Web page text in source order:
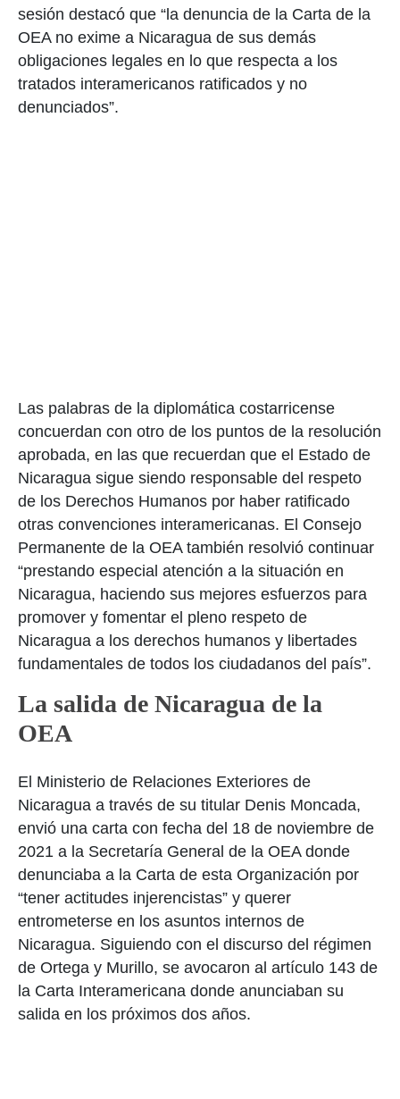
sesión destacó que “la denuncia de la Carta de la
OEA no exime a Nicaragua de sus demás
obligaciones legales en lo que respecta a los
tratados interamericanos ratificados y no
denunciados”.
Las palabras de la diplomática costarricense
concuerdan con otro de los puntos de la resolución
aprobada, en las que recuerdan que el Estado de
Nicaragua sigue siendo responsable del respeto
de los Derechos Humanos por haber ratificado
otras convenciones interamericanas. El Consejo
Permanente de la OEA también resolvió continuar
“prestando especial atención a la situación en
Nicaragua, haciendo sus mejores esfuerzos para
promover y fomentar el pleno respeto de
Nicaragua a los derechos humanos y libertades
fundamentales de todos los ciudadanos del país”.
La salida de Nicaragua de la
OEA
El Ministerio de Relaciones Exteriores de
Nicaragua a través de su titular Denis Moncada,
envió una carta con fecha del 18 de noviembre de
2021 a la Secretaría General de la OEA donde
denunciaba a la Carta de esta Organización por
“tener actitudes injerencistas” y querer
entrometerse en los asuntos internos de
Nicaragua. Siguiendo con el discurso del régimen
de Ortega y Murillo, se avocaron al artículo 143 de
la Carta Interamericana donde anunciaban su
salida en los próximos dos años.